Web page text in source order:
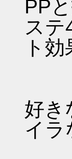
PP
ス
ト
好き
イラ